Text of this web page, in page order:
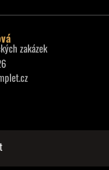
zakázek